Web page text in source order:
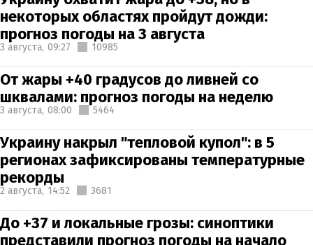
некоторых областях пройдут дожди:
прогноз погоды на 3 августа
3 августа, 09:27 10985
От жары +40 градусов до ливней со
шквалами: прогноз погоды на неделю
3 августа, 08:00 5464
Украину накрыл "тепловой купол": в 5
регионах зафиксированы температурные
рекорды
2 августа, 14:52 3681
До +37 и локальные грозы: синоптики
представили прогноз погоды на начало